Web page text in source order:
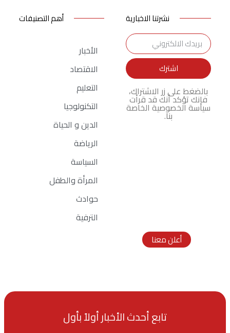
نشرتنا الاخبارية
اشترك
بالضغط على زر الاشتراك،
فإنك تؤكد أنك قد قرأت
سياسة الخصوصية الخاصة
بنا.
أعلن معنا
أهم التصنيفات
الأخبار
الاقتصاد
التعليم
التكنولوجيا
الدين و الحياة
الرياضة
السياسة
المرأة والطفل
حوادث
الترفية
تابع أحدث الأخبار أولاً بأول